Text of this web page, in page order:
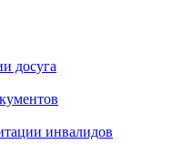
досуга
инвалидов